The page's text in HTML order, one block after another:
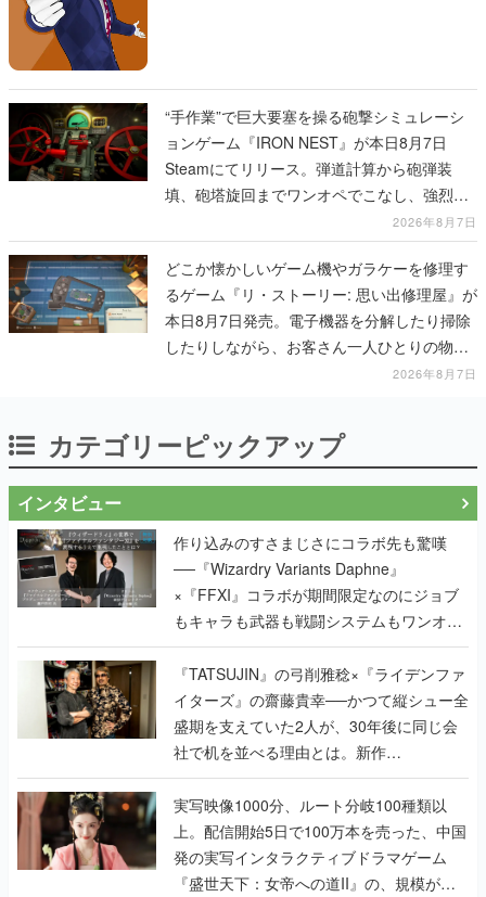
“手作業”で巨大要塞を操る砲撃シミュレーシ
ョンゲーム『IRON NEST』が本日8月7日
Steamにてリリース。弾道計算から砲弾装
填、砲塔旋回までワンオペでこなし、強烈な
一撃をブチかませるロマンある作品2026年8月7日
どこか懐かしいゲーム機やガラケーを修理す
るゲーム『リ・ストーリー: 思い出修理屋』が
本日8月7日発売。電子機器を分解したり掃除
したりしながら、お客さん一人ひとりの物語
2026年8月7日
カテゴリーピックアップ
インタビュー
作り込みのすさまじさにコラボ先も驚嘆
──『Wizardry Variants Daphne』
×『FFXI』コラボが期間限定なのにジョブ
もキャラも武器も戦闘システムもワンオフ
で作り込まれた理由を両ディレクターに聞
く
『TATSUJIN』の弓削雅稔×『ライデンファ
イターズ』の齋藤貴幸──かつて縦シュー全
盛期を支えていた2人が、30年後に同じ会
社で机を並べる理由とは。新作
『TATSUJIN EXTREME』で初タッグを組
んだレジェンド2人に訊く開発秘話
実写映像1000分、ルート分岐100種類以
上。配信開始5日で100万本を売った、中国
発の実写インタラクティブドラマゲーム
『盛世天下：女帝への道II』の、規模が違